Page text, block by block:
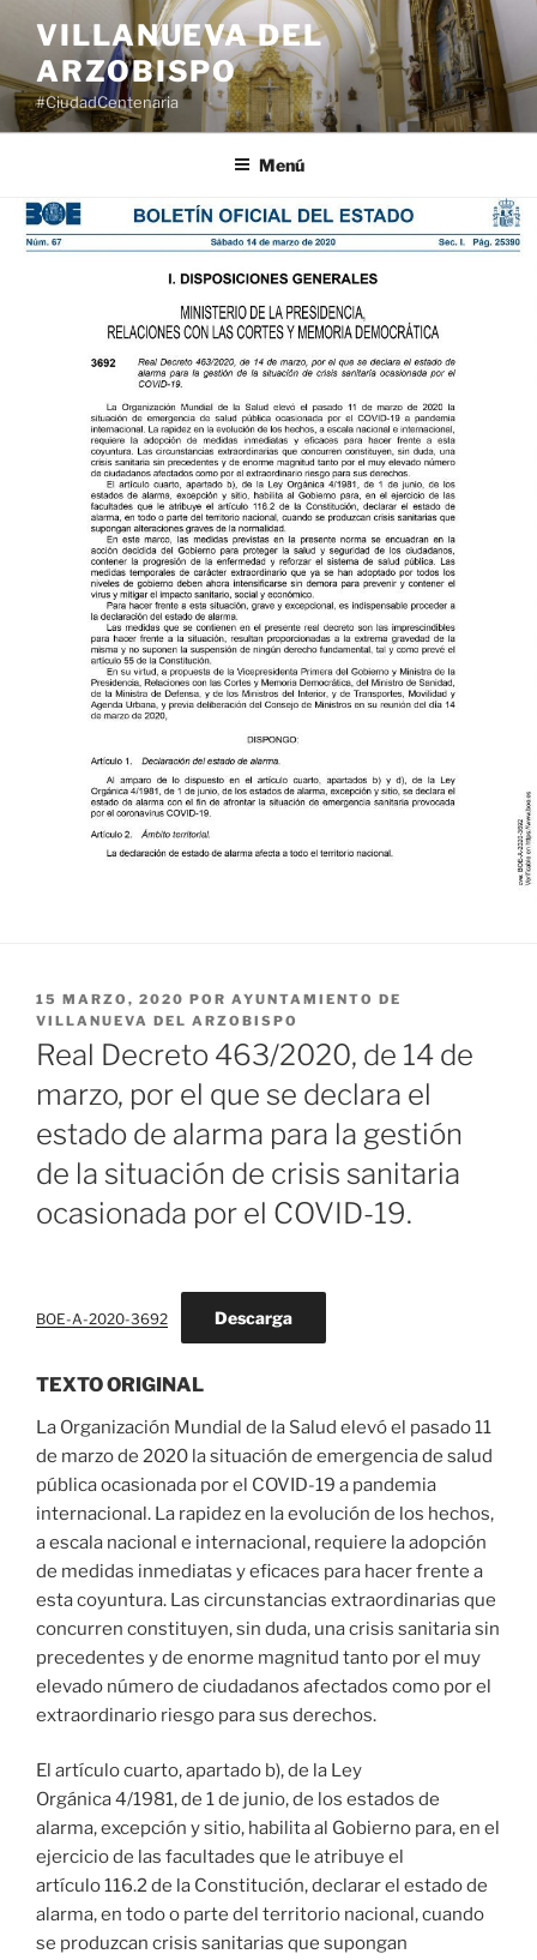
contenido
VILLANUEVA DEL
ARZOBISPO
#CiudadCentenaria
Menú
PUBLICADO
EL
15 MARZO, 2020 POR AYUNTAMIENTO DE
VILLANUEVA DEL ARZOBISPO
Real Decreto 463/2020, de 14 de
marzo, por el que se declara el
estado de alarma para la gestión
de la situación de crisis sanitaria
ocasionada por el COVID-19.
BOE-A-2020-3692 Descarga
TEXTO ORIGINAL
La Organización Mundial de la Salud elevó el pasado 11
de marzo de 2020 la situación de emergencia de salud
pública ocasionada por el COVID-19 a pandemia
internacional. La rapidez en la evolución de los hechos,
a escala nacional e internacional, requiere la adopción
de medidas inmediatas y eficaces para hacer frente a
esta coyuntura. Las circunstancias extraordinarias que
concurren constituyen, sin duda, una crisis sanitaria sin
precedentes y de enorme magnitud tanto por el muy
elevado número de ciudadanos afectados como por el
extraordinario riesgo para sus derechos.
El artículo cuarto, apartado b), de la Ley
Orgánica 4/1981, de 1 de junio, de los estados de
alarma, excepción y sitio, habilita al Gobierno para, en el
ejercicio de las facultades que le atribuye el
artículo 116.2 de la Constitución, declarar el estado de
alarma, en todo o parte del territorio nacional, cuando
se produzcan crisis sanitarias que supongan